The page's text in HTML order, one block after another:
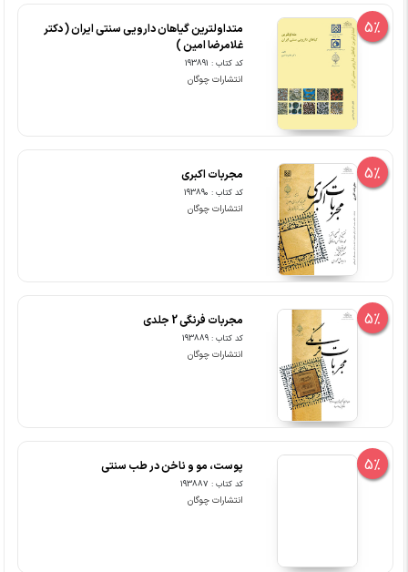
5%
متداولترین گیاهان دارویی سنتی ایران ( دکتر
غلامرضا امین )
کد کتاب : 193891
انتشارات چوگان
5% مجربات اکبری
کد کتاب : 193890
انتشارات چوگان
5% مجربات فرنگی 2 جلدی
کد کتاب : 193889
انتشارات چوگان
5% پوست، مو و ناخن در طب سنتی
کد کتاب : 193887
انتشارات چوگان